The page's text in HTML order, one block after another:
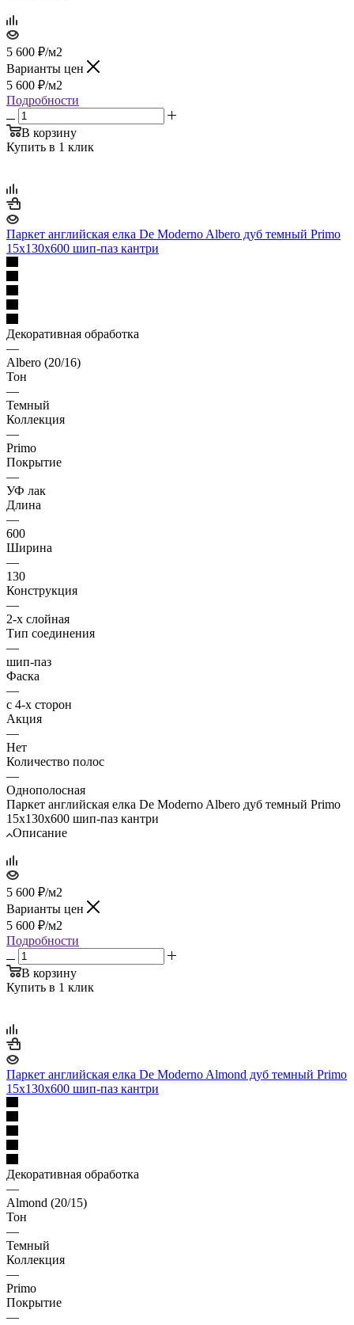
5 600 ₽/м2
Варианты цен
5 600 ₽/м2
Подробности
В корзину
Купить в 1 клик
Паркет английская елка De Moderno Albero дуб темный Primo
15х130х600 шип-паз кантри
Декоративная обработка
—
Albero (20/16)
Тон
—
Темный
Коллекция
—
Primo
Покрытие
—
УФ лак
Длина
—
600
Ширина
—
130
Конструкция
—
2-х слойная
Тип соединения
—
шип-паз
Фаска
—
с 4-х сторон
Акция
—
Нет
Количество полос
—
Однополосная
Паркет английская елка De Moderno Albero дуб темный Primo
15х130х600 шип-паз кантри
Описание
5 600 ₽/м2
Варианты цен
5 600 ₽/м2
Подробности
В корзину
Купить в 1 клик
Паркет английская елка De Moderno Almond дуб темный Primo
15х130х600 шип-паз кантри
Декоративная обработка
—
Almond (20/15)
Тон
—
Темный
Коллекция
—
Primo
Покрытие
—